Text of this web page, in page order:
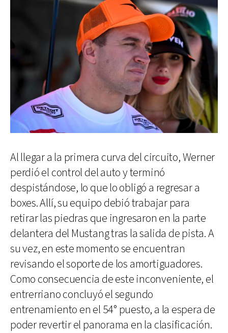
Al llegar a la primera curva del circuito, Werner
perdió el control del auto y terminó
despistándose, lo que lo obligó a regresar a
boxes. Allí, su equipo debió trabajar para
retirar las piedras que ingresaron en la parte
delantera del Mustang tras la salida de pista. A
su vez, en este momento se encuentran
revisando el soporte de los amortiguadores.
Como consecuencia de este inconveniente, el
entrerriano concluyó el segundo
entrenamiento en el 54° puesto, a la espera de
poder revertir el panorama en la clasificación.